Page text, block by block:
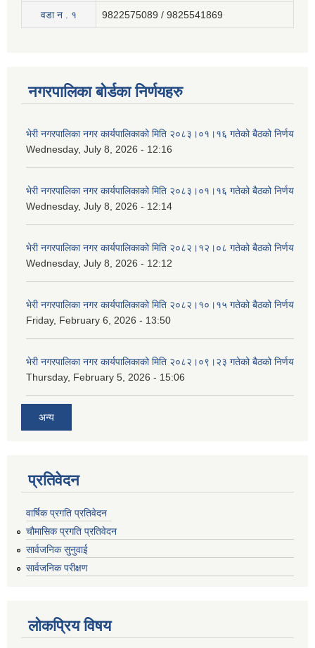
वडा न . १ 9822575089 / 9825541869
नगरपालिका बोर्डका निर्णयहरु
भेरी नगरपालिका नगर कार्यपालिकाको मिति २०८३।०१।१६ गतेको बैठको निर्णय
Wednesday, July 8, 2026 - 12:16
भेरी नगरपालिका नगर कार्यपालिकाको मिति २०८३।०१।१६ गतेको बैठको निर्णय
Wednesday, July 8, 2026 - 12:14
भेरी नगरपालिका नगर कार्यपालिकाको मिति २०८२।१२।०८ गतेको बैठको निर्णय
Wednesday, July 8, 2026 - 12:12
भेरी नगरपालिका नगर कार्यपालिकाको मिति २०८२।१०।१५ गतेको बैठको निर्णय
Friday, February 6, 2026 - 13:50
भेरी नगरपालिका नगर कार्यपालिकाको मिति २०८२।०९।२३ गतेको बैठको निर्णय
Thursday, February 5, 2026 - 15:06
अन्य
प्रतिवेदन
वार्षिक प्रगति प्रतिवेदन
चौमासिक प्रगति प्रतिवेदन
सार्वजनिक सुनुवाई
सार्वजनिक परीक्षण
लोकप्रिय विषय